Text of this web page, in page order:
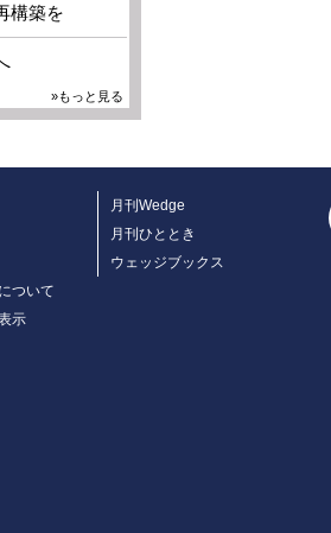
構築を
»もっと見る
ついて
示
月刊Wedge
月刊ひととき
ウェッジブックス